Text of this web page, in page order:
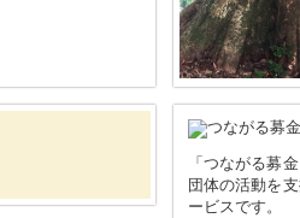
「つながる募
団体の活動を
ービスです。